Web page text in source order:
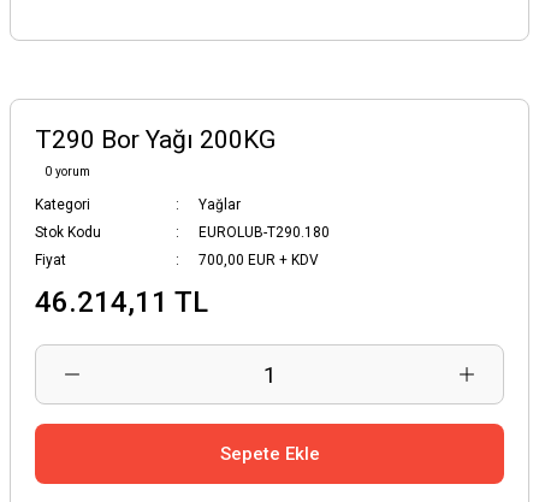
T290 Bor Yağı 200KG
0 yorum
Kategori
Yağlar
Stok Kodu
EUROLUB-T290.180
Fiyat
700,00 EUR + KDV
46.214,11 TL
Sepete Ekle